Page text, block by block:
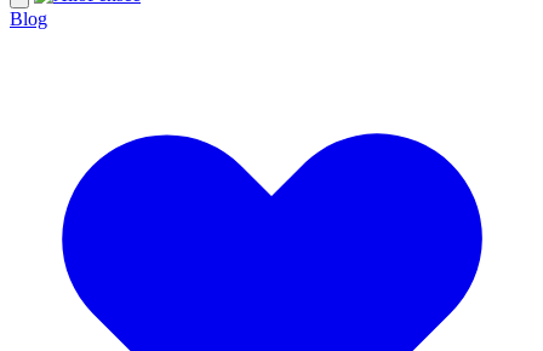
Blog